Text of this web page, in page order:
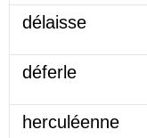
délaisse
déferle
herculéenne